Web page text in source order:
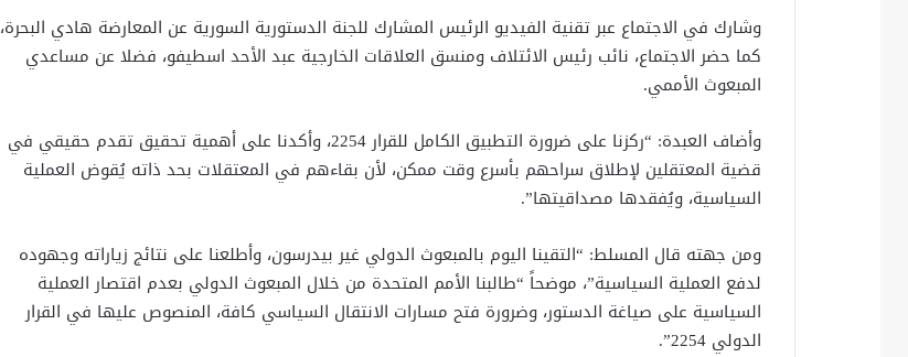
وشارك في الاجتماع عبر تقنية الفيديو الرئيس المشارك للجنة الدستورية السورية عن المعارضة هادي البحرة،
كما حضر الاجتماع، نائب رئيس الائتلاف ومنسق العلاقات الخارجية عبد الأحد اسطيفو، فضلا عن مساعدي
المبعوث الأممي.
وأضاف العبدة: “ركزنا على ضرورة التطبيق الكامل للقرار 2254، وأكدنا على أهمية تحقيق تقدم حقيقي في
قضية المعتقلين لإطلاق سراحهم بأسرع وقت ممكن، لأن بقاءهم في المعتقلات بحد ذاته يُقوض العملية
السياسية، ويُفقدها مصداقيتها”.
ومن جهته قال المسلط: “التقينا اليوم بالمبعوث الدولي غير بيدرسون، وأطلعنا على نتائج زياراته وجهوده
لدفع العملية السياسية”، موضحاً “طالبنا الأمم المتحدة من خلال المبعوث الدولي بعدم اقتصار العملية
السياسية على صياغة الدستور، وضرورة فتح مسارات الانتقال السياسي كافة، المنصوص عليها في القرار
الدولي 2254”.
زين للاتصالات في القصر الرئاسي.
دمشق.
أكادميّة في بلجيكا.
في خطوة لاستئناف تقديم الخدمات
القنصليّة .. أمريكا تمنح الاعتماد القنصلي